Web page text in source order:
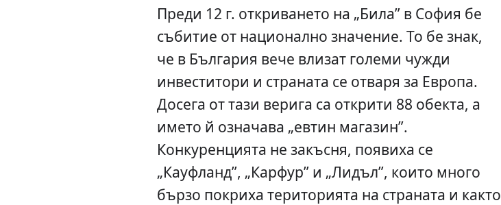
Преди 12 г. откриването на „Била” в София бе
събитие от национално значение. То бе знак,
че в България вече влизат големи чужди
инвеститори и страната се отваря за Европа.
Досега от тази верига са открити 88 обекта, а
името й означава „евтин магазин”.
Конкуренцията не закъсня, появиха се
„Кауфланд”, „Карфур” и „Лидъл”, които много
бързо покриха територията на страната и както